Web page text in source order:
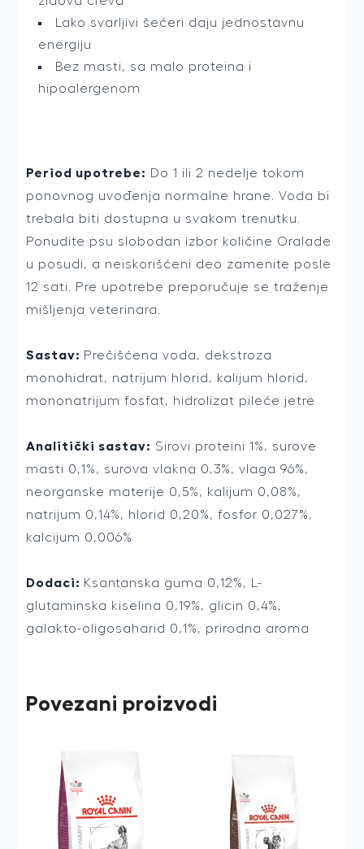
Lako svarljivi šećeri daju jednostavnu
energiju
Bez masti, sa malo proteina i
hipoalergenom
Period upotrebe: Do 1 ili 2 nedelje tokom
ponovnog uvođenja normalne hrane. Voda bi
trebala biti dostupna u svakom trenutku.
Ponudite psu slobodan izbor količine Oralade
u posudi, a neiskorišćeni deo zamenite posle
12 sati. Pre upotrebe preporučuje se traženje
mišljenja veterinara.
Sastav: Prečišćena voda, dekstroza
monohidrat, natrijum hlorid, kalijum hlorid,
mononatrijum fosfat, hidrolizat pileće jetre
Analitički sastav: Sirovi proteini 1%, surove
masti 0,1%, surova vlakna 0,3%, vlaga 96%,
neorganske materije 0,5%, kalijum 0,08%,
natrijum 0,14%, hlorid 0,20%, fosfor 0,027%,
kalcijum 0,006%
Dodaci: Ksantanska guma 0,12%, L-
glutaminska kiselina 0,19%, glicin 0,4%,
galakto-oligosaharid 0,1%, prirodna aroma
Povezani proizvodi